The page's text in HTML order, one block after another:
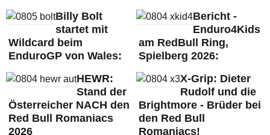
Billy Bolt
startet mit
Wildcard beim
EnduroGP von Wales:
Bericht -
Enduro4Kids
am RedBull Ring,
Spielberg 2026:
HEWR:
Stand der
Österreicher NACH den
Red Bull Romaniacs
2026
X-Grip: Dieter
Rudolf und die
Brightmore - Brüder bei
den Red Bull
Romaniacs!